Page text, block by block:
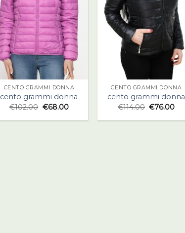
CENTO GRAMMI DONNA
cento grammi donna
€102.00 €68.00
CENTO GRAMMI DONNA
cento grammi donna
€114.00 €76.00